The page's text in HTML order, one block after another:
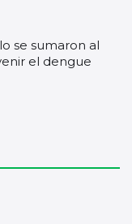
se sumaron al
el dengue